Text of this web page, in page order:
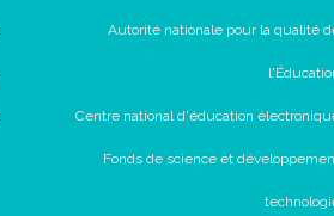
Autorité nationale pour la qualité
Centre national d'éducation
Fonds de science et